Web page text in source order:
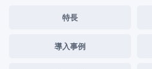
特長
導入事例